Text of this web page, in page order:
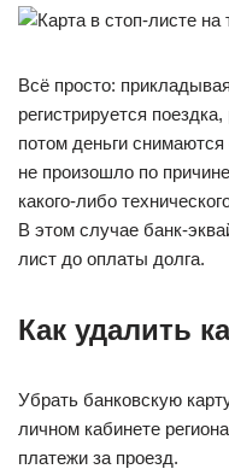
Всё просто:
регистрируется
потом деньги
не произошло по
какого-либо
В этом случае банк-
лист до оплаты долга.
Как удалить
Убрать банковскую
личном кабинете
платежи за проезд.